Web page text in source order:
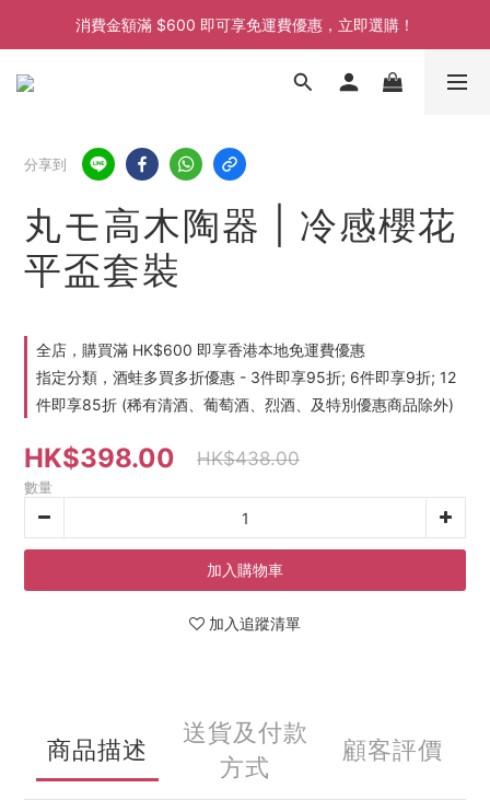
消費金額滿 $600 即可享免運費優惠，立即選購！
消費金額滿 $600 即可享免運費優惠，立即選購！
消費金額滿 $600 即可享免運費優惠，立即選購！
分享到
丸モ高木陶器 | 冷感櫻花
平盃套裝
全店，購買滿 HK$600 即享香港本地免運費優惠
指定分類，酒蛙多買多折優惠 - 3件即享95折; 6件即享9折; 12
件即享85折 (稀有清酒、葡萄酒、烈酒、及特別優惠商品除外)
HK$398.00 HK$438.00
數量
加入購物車
加入追蹤清單
商品描述
送貨及付款
方式
顧客評價